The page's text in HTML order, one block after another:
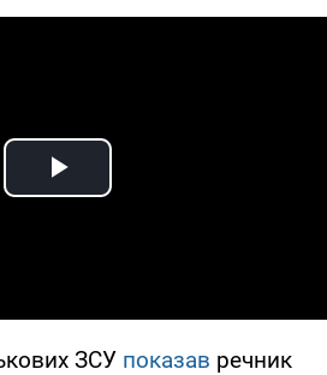
Play Video
ЗСУ показав речник